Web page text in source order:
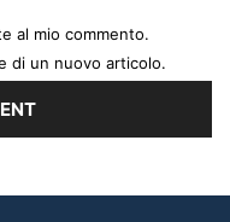
al mio commento.
di un nuovo articolo.